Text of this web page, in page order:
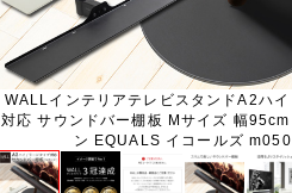
WALLインテリアテレビスタンドA2ハ
対応 サウンドバー棚板 Mサイズ 幅
ン EQUALS イコールズ